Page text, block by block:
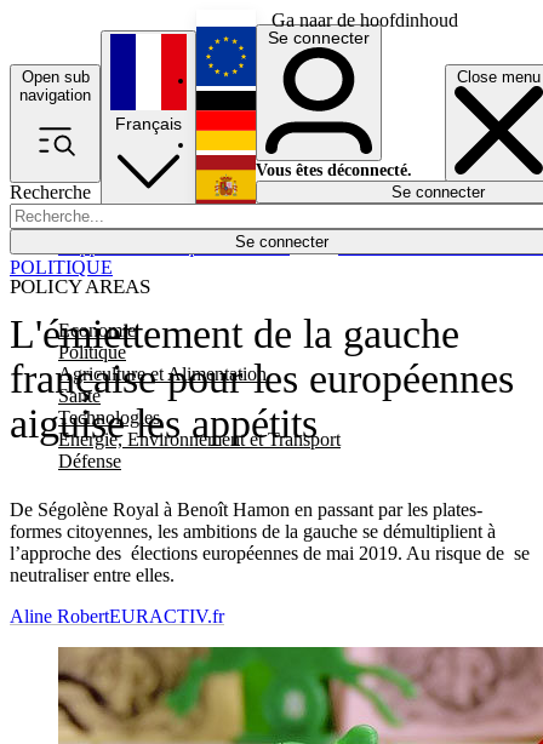
Ga naar de hoofdinhoud
Open sub
navigation
Close menu
Recherche
Se connecter
POLICY AREAS
Economie
Politique
Agriculture et Alimentation
Santé
Technologies
Energie, Environnement et Transport
Défense
Économie
Français
English
Deutsch
Español
Se connecter
Vous êtes déconnecté.
Se connecter
L'émiettement de la gauche
française pour les européennes
aiguise les appétits
De Ségolène Royal à Benoît Hamon en passant par les plates-
formes citoyennes, les ambitions de la gauche se démultiplient à
l’approche des élections européennes de mai 2019. Au risque de se
neutraliser entre elles.
POLITIQUE
Aline RobertEURACTIV.fr